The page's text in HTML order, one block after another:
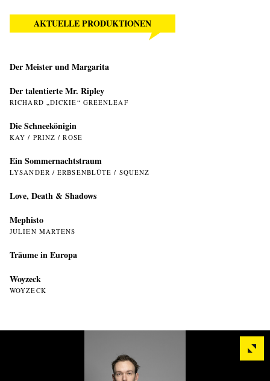
AKTUELLE PRODUKTIONEN
Der Meister und Margarita
Der talentierte Mr. Ripley
RICHARD „DICKIE“ GREENLEAF
Die Schneekönigin
KAY / PRINZ / ROSE
Ein Sommer­nachtstraum
LYSANDER / ERBSENBLÜTE / SQUENZ
Love, Death & Shadows
Mephisto
JULIEN MARTENS
Träume in Europa
Woyzeck
WOYZECK